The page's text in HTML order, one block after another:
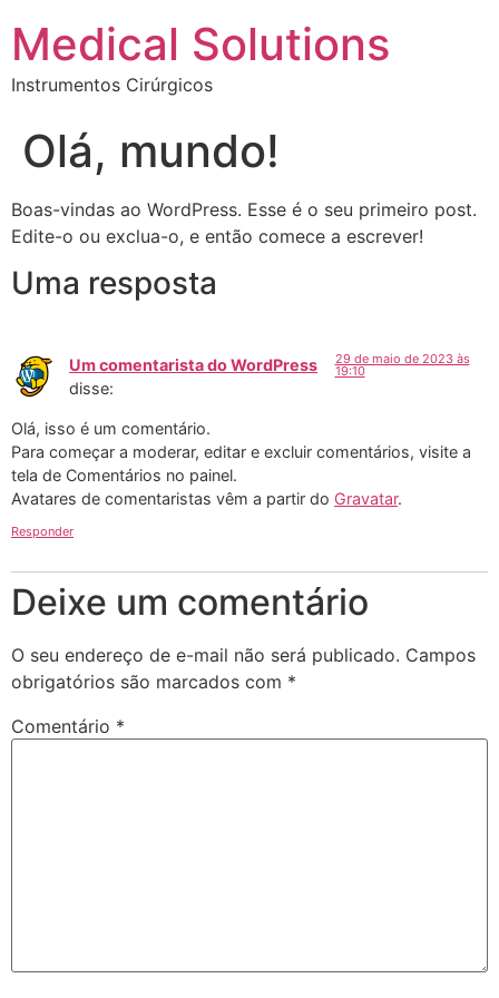
Medical Solutions
Instrumentos Cirúrgicos
Olá, mundo!
Boas-vindas ao WordPress. Esse é o seu primeiro post.
Edite-o ou exclua-o, e então comece a escrever!
Uma resposta
Um comentarista do WordPress
disse:
29 de maio de 2023 às
19:10
Olá, isso é um comentário.
Para começar a moderar, editar e excluir comentários, visite a
tela de Comentários no painel.
Avatares de comentaristas vêm a partir do Gravatar.
Responder
Deixe um comentário
O seu endereço de e-mail não será publicado. Campos
obrigatórios são marcados com *
Comentário *